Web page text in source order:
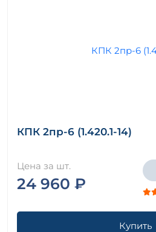
КПК 2пр-6 (1.420.1-14)
Цена за шт.
24 960 ₽
Купить